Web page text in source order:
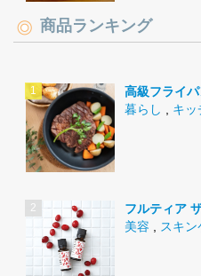
商品ランキング
高級フライ
暮らし
キッ
フルティア
美容
スキン